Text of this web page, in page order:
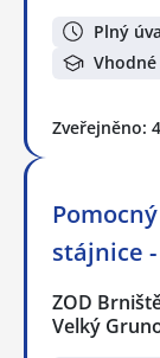
Plný
Zveřejněno:
stájnice -
ZOD
Velký